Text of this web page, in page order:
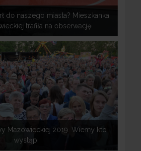
do naszego miasta? Mieszkanka
trafiła na obserwację
Mazowieckiej 2019. Wiemy kto
wystąpi